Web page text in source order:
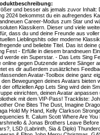
und besser als jemals zuvor Inhalt:
2024 bekommst du ein aufregendes
Career-Modus zum Star und
Klassikern. Dieser und viele
dass du und deine Freunde aus
Lieblingshits oder moderne
und beliebte Titel. Das ist
Fest - Erfülle in diesem brandneuen
werde ein Superstar. - Das Lets Sing
online gegen Dutzende andere Sänger
es dir außerdem zusätzliches
Avatar-Toolbox deine ganz
den Bewegungen deines Avatars bieten
der offiziellen App Lets Sing wird dein
einrichten, deinen Avatar
mit dem VIP-Pass! Trackliste:
One Bites The Dust, Imagine
Hold My Hand, Kelly Clarkson
ft. Calum Scott Where Are You
& Jonas Brothers Leave
LSD (Labrinth, Sia & Diplo)